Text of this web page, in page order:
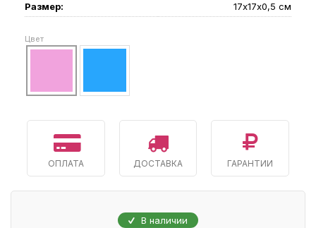
Размер:
17х17х0,5 см
Цвет
ОПЛАТА ДОСТАВКА ГАРАНТИИ
В наличии